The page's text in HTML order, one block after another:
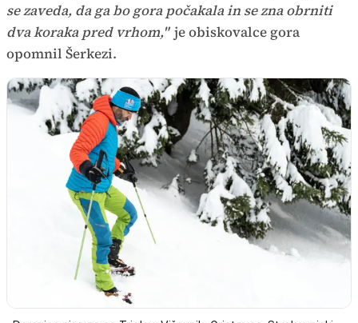
se zaveda, da ga bo gora počakala in se zna obrniti
dva koraka pred vrhom," je obiskovalce gora
opomnil Šerkezi.